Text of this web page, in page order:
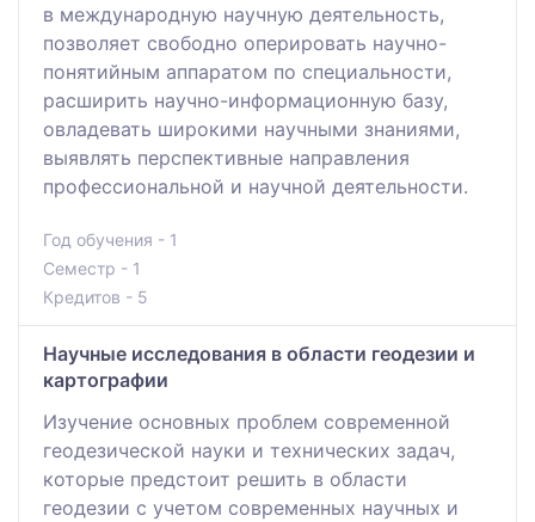
в международную научную деятельность,
позволяет свободно оперировать научно-
понятийным аппаратом по специальности,
расширить научно-информационную базу,
овладевать широкими научными знаниями,
выявлять перспективные направления
профессиональной и научной деятельности.
Год обучения - 1
Семестр - 1
Кредитов - 5
Научные исследования в области геодезии и
картографии
Изучение основных проблем современной
геодезической науки и технических задач,
которые предстоит решить в области
геодезии с учетом современных научных и